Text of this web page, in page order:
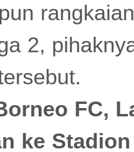
2,
FC,
ke Stadion